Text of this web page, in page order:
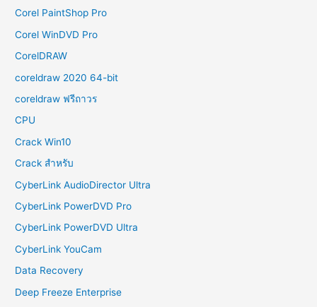
Corel PaintShop Pro
Corel WinDVD Pro
CorelDRAW
coreldraw 2020 64-bit
coreldraw ฟรีถาวร
CPU
Crack Win10
Crack สำหรับ
CyberLink AudioDirector Ultra
CyberLink PowerDVD Pro
CyberLink PowerDVD Ultra
CyberLink YouCam
Data Recovery
Deep Freeze Enterprise